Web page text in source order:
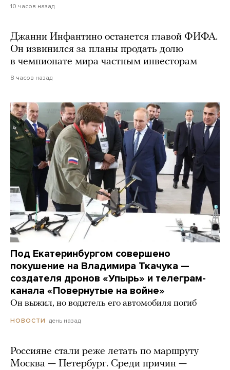
10 часов назад
Джанни Инфантино останется главой ФИФА.
Он извинился за планы продать долю
в чемпионате мира частным инвесторам
8 часов назад
Под Екатеринбургом совершено
покушение на Владимира Ткачука —
создателя дронов «Упырь» и телеграм-
канала «Повернутые на войне»
Он выжил, но водитель его автомобиля погиб
НОВОСТИ день назад
Россияне стали реже летать по маршруту
Москва — Петербург. Среди причин —